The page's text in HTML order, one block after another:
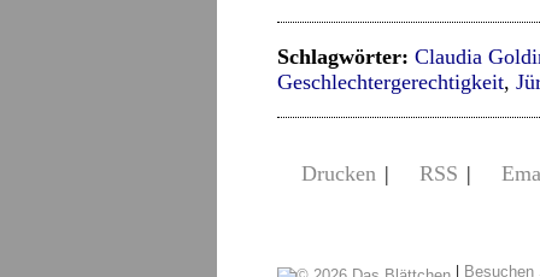
Schlagwörter: Claudia
Geschlechtergerechtigkeit,
Drucken | RSS |
|